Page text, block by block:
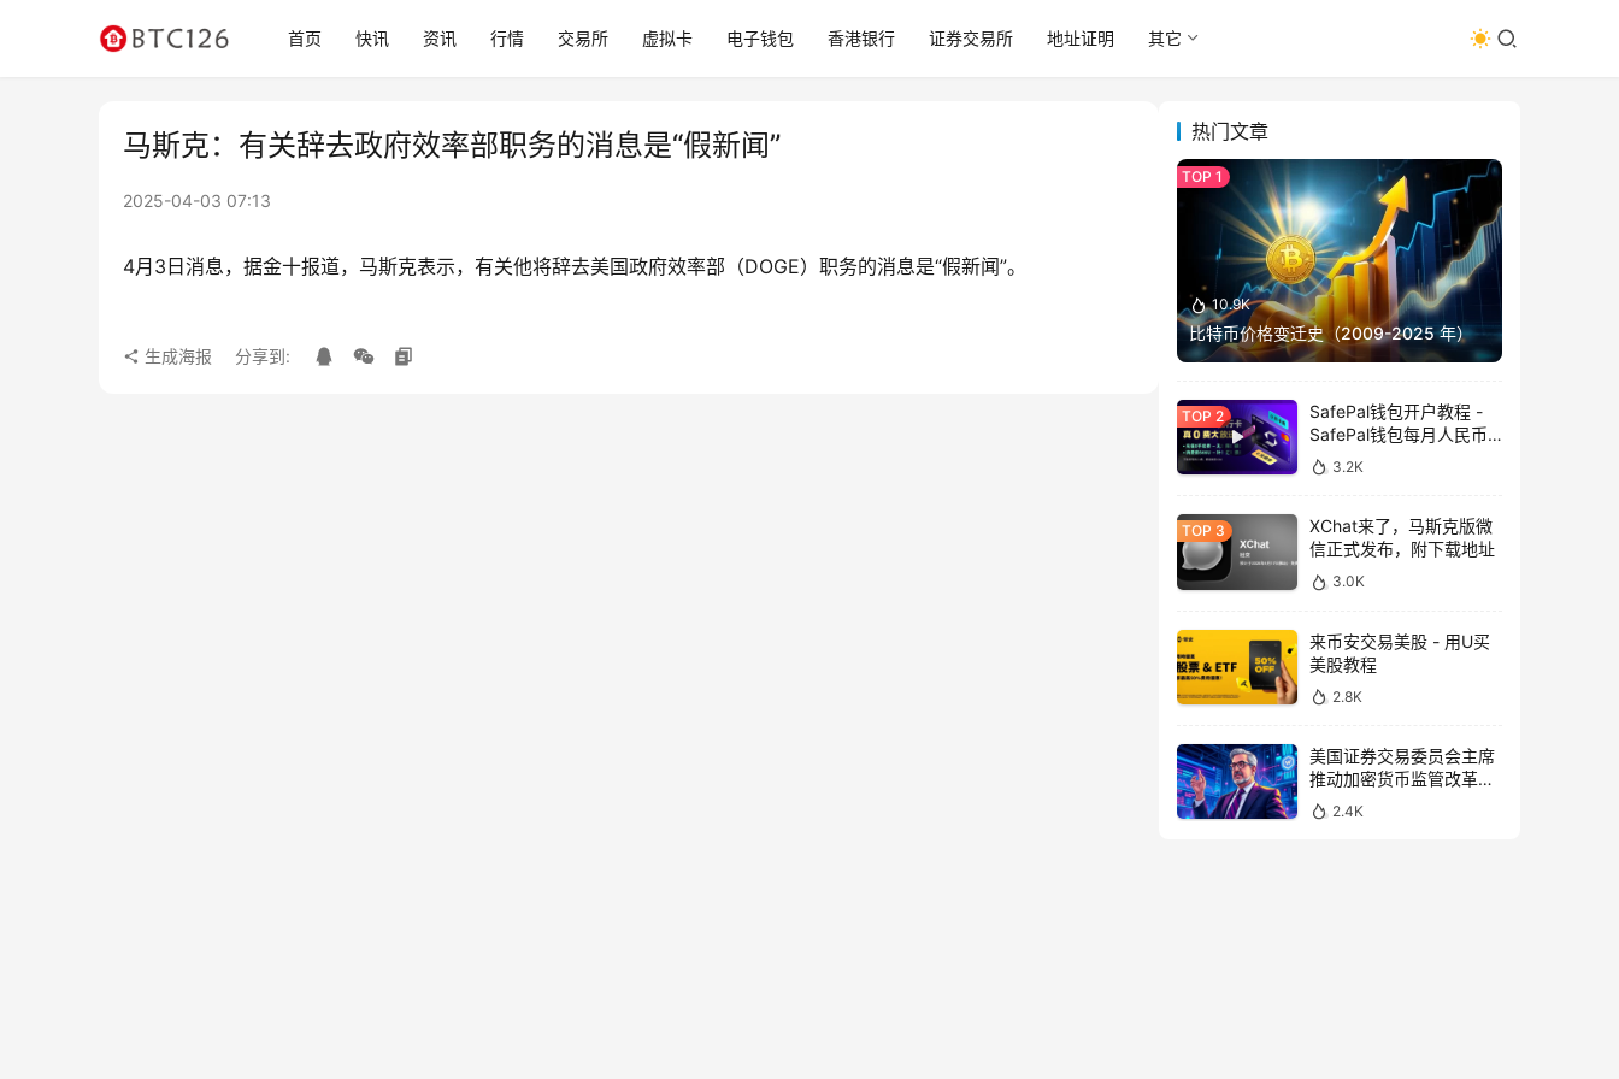
首页 快讯 资讯 行情 交易所 虚拟卡 电子钱包 香港银行 证券交易所 地址证明 其它
马斯克：有关辞去政府效率部职务的消息是“假新闻”
2025-04-03 07:13
4月3日消息，据金十报道，马斯克表示，有关他将辞去美国政府效率部（DOGE）职务的消息是“假新闻”。
生成海报 分享到:
热门文章
10.9K
比特币价格变迁史（2009-2025 年）
SafePal钱包开户教程 -
SafePal钱包每月人民币
消费前666U享受汇损补
贴
3.2K
XChat来了，马斯克版微
信正式发布，附下载地址
3.0K
来币安交易美股 - 用U买
美股教程
2.8K
美国证券交易委员会主席
推动加密货币监管改革，
力求未来验证
2.4K